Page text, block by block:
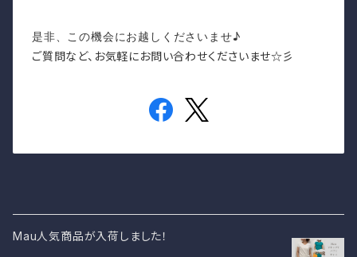
是非、この機会にお越しくださいませ♪
ご質問など、お気軽にお問い合わせくださいませ☆彡
Mau人気商品が入荷しました！